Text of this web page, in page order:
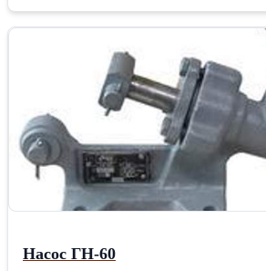
Насос ГН-60